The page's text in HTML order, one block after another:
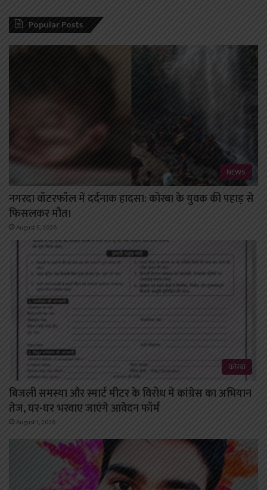
Popular Posts
NEWS
नगरदा वॉटरफॉल में दर्दनाक हादसा: कोरबा के युवक की पहाड़ से
फिसलकर मौत।
August 5, 2026
कोरबा
बिजली समस्या और स्मार्ट मीटर के विरोध में कांग्रेस का अभियान
तेज, घर-घर भरवाए जाएंगे आवेदन फॉर्म
August 1, 2026